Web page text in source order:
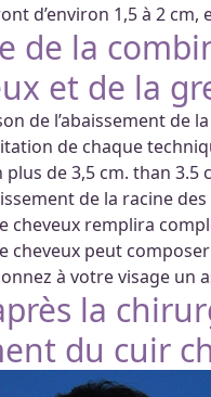
d’environ 1,5 à 2
de la
et de la
de l’abaissement de
de chaque
de 3,5 cm. than 3.5
de la racine
cheveux remplira
cheveux peut
à votre visage un
la
du cuir